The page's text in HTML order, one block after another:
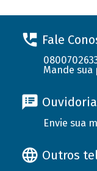
Fale
Mande
Ouvidoria
Envie sua
Outros